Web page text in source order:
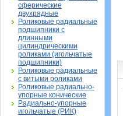
сферические
двухрядные
Роликовые радиальные
подшипники с
длинными
цилиндрическими
роликами (игольчатые
подшипники)
Роликовые радиальные
с витыми роликами
Роликовые радиально-
упорные конические
Радиально-упорные
игольчатые (РИК)